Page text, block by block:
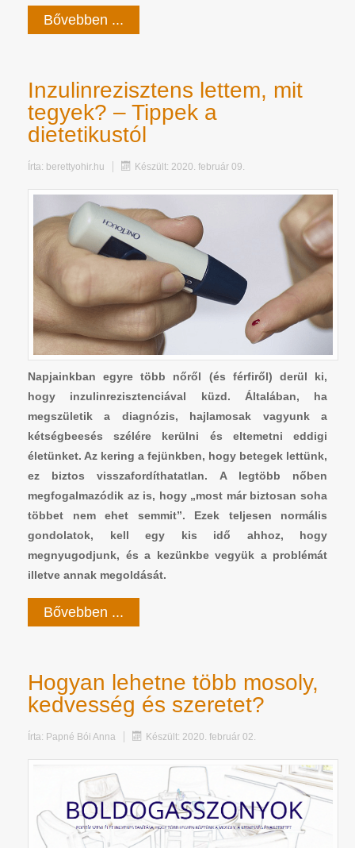
Bővebben ...
Inzulinrezisztens lettem, mit
tegyek? – Tippek a
dietetikustól
Írta: berettyohir.hu Készült: 2020. február 09.
Napjainkban egyre több nőről (és férfiről) derül ki,
hogy inzulinrezisztenciával küzd. Általában, ha
megszületik a diagnózis, hajlamosak vagyunk a
kétségbeesés szélére kerülni és eltemetni eddigi
életünket. Az kering a fejünkben, hogy betegek lettünk,
ez biztos visszafordíthatatlan. A legtöbb nőben
megfogalmazódik az is, hogy „most már biztosan soha
többet nem ehet semmit”. Ezek teljesen normális
gondolatok, kell egy kis idő ahhoz, hogy
megnyugodjunk, és a kezünkbe vegyük a problémát
illetve annak megoldását.
Bővebben ...
Hogyan lehetne több mosoly,
kedvesség és szeretet?
Írta: Papné Bói Anna Készült: 2020. február 02.